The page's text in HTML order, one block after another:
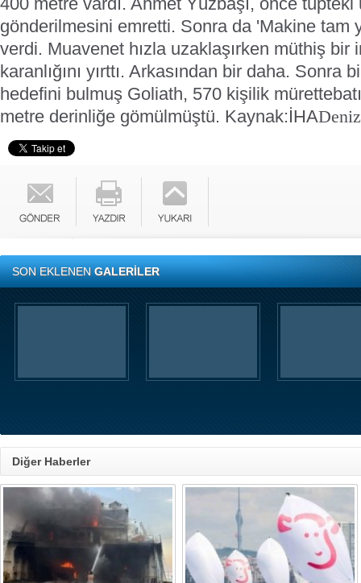
gönderilmesini emretti. Sonra da 'Makine tam
verdi. Muavenet hızla uzaklaşırken müthiş bir
karanlığını yırttı. Arkasından bir daha. Sonra
hedefini bulmuş Goliath, 570 kişilik
metre derinliğe gömülmüştü. Kaynak:İHA
SON EKLENENGALERİLER
Diğer Haberler